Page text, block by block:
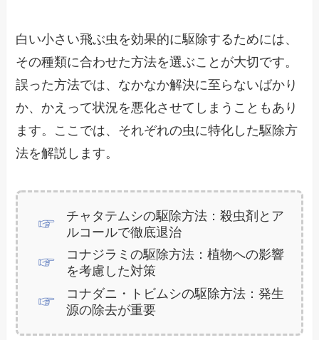
白い小さい飛ぶ虫を効果的に駆除するためには、
その種類に合わせた方法を選ぶことが大切です。
誤った方法では、なかなか解決に至らないばかり
か、かえって状況を悪化させてしまうこともあり
ます。ここでは、それぞれの虫に特化した駆除方
法を解説します。
チャタテムシの駆除方法：殺虫剤とア
ルコールで徹底退治
コナジラミの駆除方法：植物への影響
を考慮した対策
コナダニ・トビムシの駆除方法：発生
源の除去が重要